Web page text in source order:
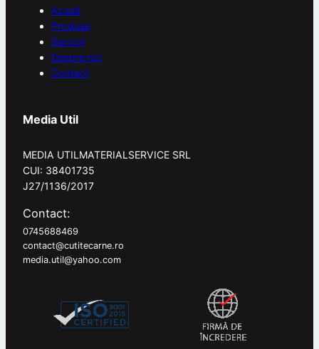
Acasă
Produse
Servicii
Despre noi
Contact
Media Util
MEDIA UTILMATERIALSERVICE SRL
CUI: 38401735
J27/1136/2017
Contact:
0745688469
contact@cutitecarne.ro
media.util@yahoo.com